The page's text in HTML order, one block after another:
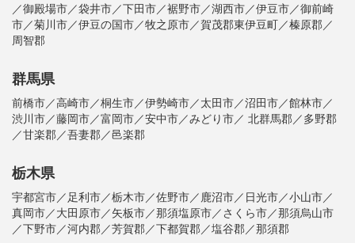
／御殿場市／袋井市／下田市／裾野市／湖西市／伊豆市／御前崎
市／菊川市／伊豆の国市／牧之原市／賀茂郡東伊豆町／榛原郡／
周智郡
群馬県
前橋市／高崎市／桐生市／伊勢崎市／太田市／沼田市／館林市／
渋川市／藤岡市／富岡市／安中市／みどり市／ 北群馬郡／多野郡
／甘楽郡／吾妻郡／邑楽郡
栃木県
宇都宮市／足利市／栃木市／佐野市／鹿沼市／日光市／小山市／
真岡市／大田原市／矢板市／那須塩原市／さくら市／那須烏山市
／下野市／河内郡／芳賀郡／下都賀郡／塩谷郡／那須郡